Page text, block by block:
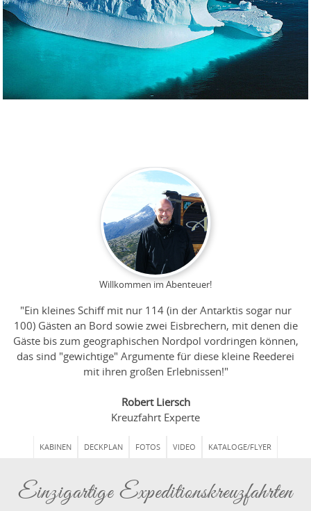
Willkommen im Abenteuer!
"Ein kleines Schiff mit nur 114 (in der Antarktis sogar nur
100) Gästen an Bord sowie zwei Eisbrechern, mit denen die
Gäste bis zum geographischen Nordpol vordringen können,
das sind "gewichtige" Argumente für diese kleine Reederei
mit ihren großen Erlebnissen!"
Robert Liersch
Kreuzfahrt Experte
KABINEN DECKPLAN FOTOS VIDEO KATALOGE/FLYER
Einzigartige Expeditionskreuzfahrten